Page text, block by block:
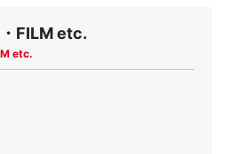
FILM etc.
etc.